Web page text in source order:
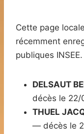
Cette page
récemment
publiques INSEE.
DELSAUT
décès le
THUEL
— décès le